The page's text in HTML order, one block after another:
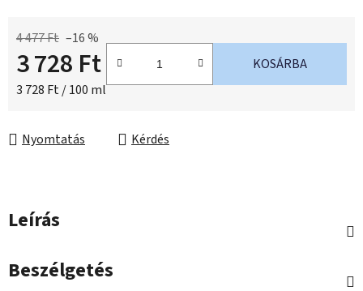
4 477 Ft –16 %
3 728 Ft
Egységár:
3 728 Ft / 100 ml
KOSÁRBA
Nyomtatás Kérdés
Leírás
Beszélgetés